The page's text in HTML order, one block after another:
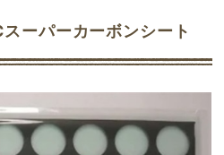
スーパーカーボンシート